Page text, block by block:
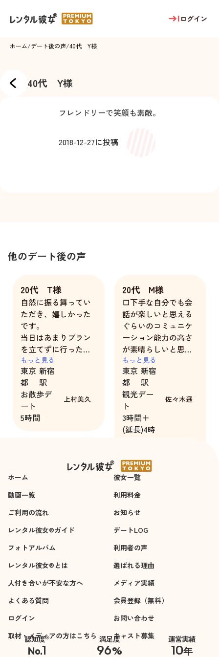
ログイン
ホーム/デート後の声/40代 Y様
40代 Y様
フレンドリーで笑顔も素敵。
2018-12-27に投稿
他のデート後の声
20代 T様
自然に振る舞ってい
ただき、嬉しかった
です。
当日はあまりプラン
を立てずに行ったの
ですが、「次はここ
に入りたい」など上
手く誘導していただ
き、ありがとうござ
いました。
もっと見る
東京
都
新宿
駅
お散歩デ
ート
5時間
上村美久
20代 M様
口下手な自分でも会
話が楽しいと思える
ぐらいのコミュニケ
ーション能力の高さ
が素晴らしいと思い
ました。
もっと見る
東京
都
新宿
駅
観光デー
ト
3時間＋
(延長)4時
佐々木遥
ホーム
彼女一覧
動画一覧
利用料金
ご利用の流れ
お知らせ
レンタル彼女®ガイド
デートLOG
フォトアルバム
利用者の声
レンタル彼女®とは
選ばれる理由
人付き合いが不安な方へ
メディア実績
よくある質問
会員登録（無料）
ログイン
お問い合わせ
取材・メディアの方はこちら
キャスト募集
認知度※
No.1
※自社調べ
満足度
96%
運営実績
10年